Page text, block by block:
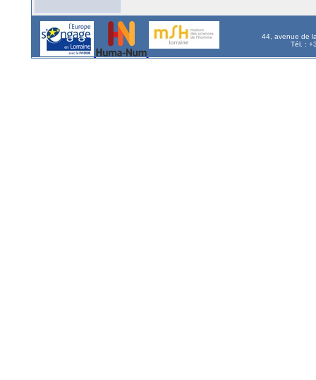
44, avenue de
Tél. :